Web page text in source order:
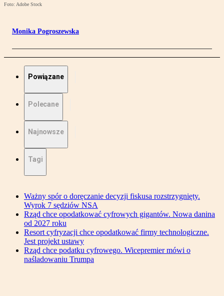
Foto: Adobe Stock
Monika Pogroszewska
Powiązane
Polecane
Najnowsze
Tagi
Ważny spór o doręczanie decyzji fiskusa rozstrzygnięty.
Wyrok 7 sędziów NSA
Rząd chce opodatkować cyfrowych gigantów. Nowa danina
od 2027 roku
Resort cyfryzacji chce opodatkować firmy technologiczne.
Jest projekt ustawy
Rząd chce podatku cyfrowego. Wicepremier mówi o
naśladowaniu Trumpa